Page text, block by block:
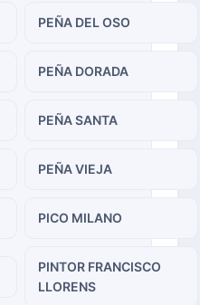
PEÑA DEL OSO
PEÑA DORADA
PEÑA SANTA
PEÑA VIEJA
PICO MILANO
PINTOR FRANCISCO
LLORENS